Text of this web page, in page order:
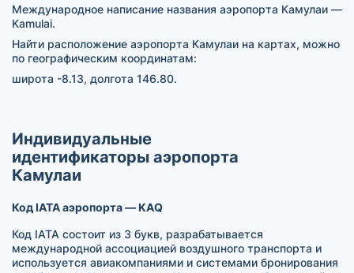
Международное написание названия аэропорта Камулаи —
Kamulai.
Найти расположение аэропорта Камулаи на картах, можно
по географическим координатам:
широта -8.13, долгота 146.80.
Индивидуальные
идентификаторы аэропорта
Камулаи
Код IATA аэропорта — KAQ
Код IATA состоит из 3 букв, разрабатывается
международной ассоциацией воздушного транспорта и
используется авиакомпаниями и системами бронирования